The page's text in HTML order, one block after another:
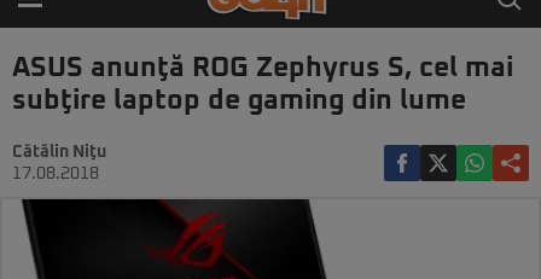
ASUS anunţă ROG Zephyrus S, cel mai
subţire laptop de gaming din lume
Cătălin Niţu
17.08.2018